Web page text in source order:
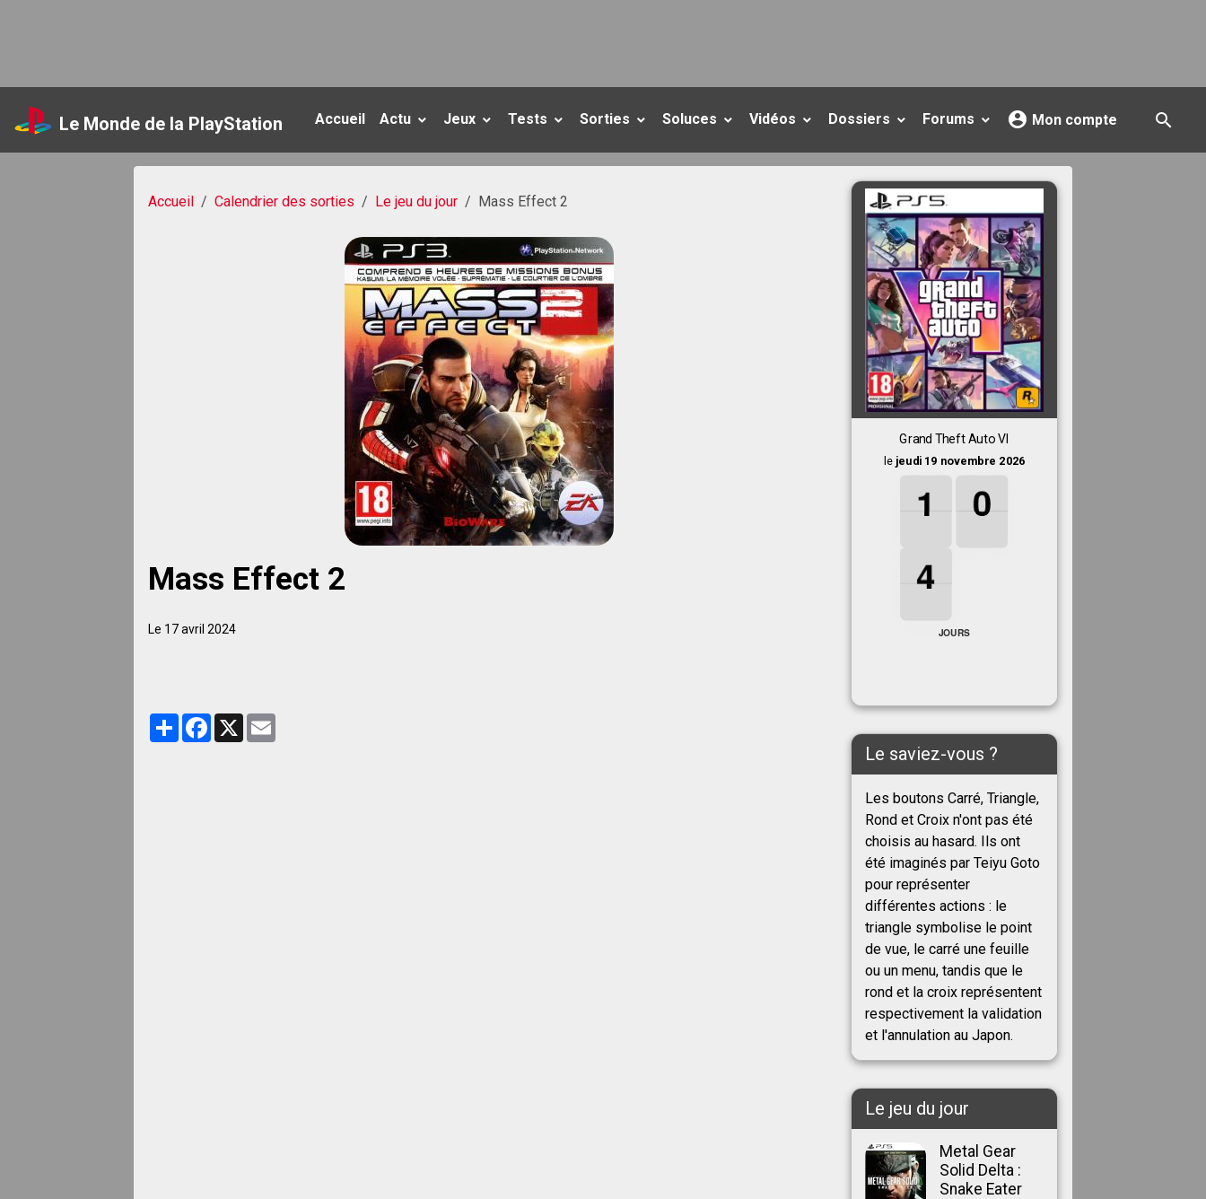
Le Monde de la PlayStation Accueil Actu Jeux Tests Sorties Soluces Vidéos Dossiers Forums Mon compte
Accueil Calendrier des sorties Le jeu du jour Mass Effect 2
Mass Effect 2
Le 17 avril 2024
PartagerFacebook
X
Grand Theft Auto VI
le jeudi 19 novembre 2026
1
1
1
1 0
0
0
0
4
4
4
4
JOURS
Le saviez-vous ?
Les boutons Carré, Triangle,
Rond et Croix n'ont pas été
choisis au hasard. Ils ont
été imaginés par Teiyu Goto
pour représenter
différentes actions : le
triangle symbolise le point
de vue, le carré une feuille
ou un menu, tandis que le
rond et la croix représentent
respectivement la validation
et l'annulation au Japon.
Le jeu du jour
Metal Gear
Solid Delta :
Snake Eater